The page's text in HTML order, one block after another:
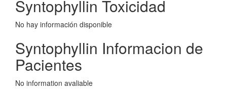
Syntophyllin Toxicidad
No hay información disponible
Syntophyllin Informacion de
Pacientes
No information avaliable